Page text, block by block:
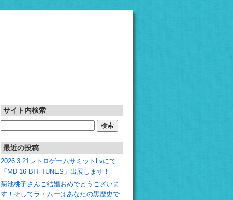
サイト内検索
最近の投稿
2026.3.21レトロゲームサミットLvにて
「MD 16-BIT TUNES」出展します！
菊池桃子さんご結婚おめでとうございま
す！そしてラ・ムーはあなたの黒歴史で